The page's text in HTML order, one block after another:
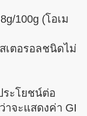
100g (โอเม
เตอรอลชนิดไม่
ระโยชน์ต่อ
จะแสดงค่า GI